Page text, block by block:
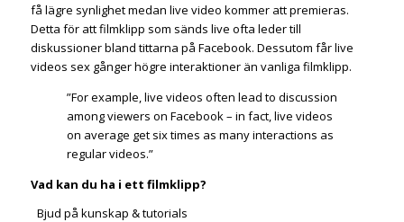
få lägre synlighet medan live video kommer att premieras.
Detta för att filmklipp som sänds live ofta leder till
diskussioner bland tittarna på Facebook. Dessutom får live
videos sex gånger högre interaktioner än vanliga filmklipp.
”For example, live videos often lead to discussion
among viewers on Facebook – in fact, live videos
on average get six times as many interactions as
regular videos.”
Vad kan du ha i ett filmklipp?
Bjud på kunskap & tutorials